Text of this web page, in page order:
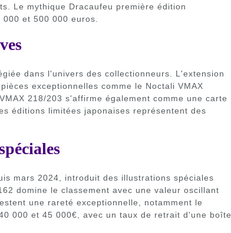
Le mythique Dracaufeu première édition
et 500 000 euros.
dans l'univers des collectionneurs. L'extension
exceptionnelles comme le Noctali VMAX
218/203 s'affirme également comme une carte
éditions limitées japonaises représentent des
mars 2024, introduit des illustrations spéciales
domine le classement avec une valeur oscillant
une rareté exceptionnelle, notamment le
000 et 45 000€, avec un taux de retrait d'une boîte